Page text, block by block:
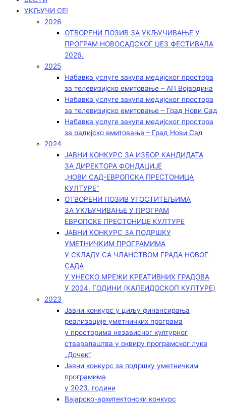
УКЉУЧИ СЕ!
2026
ОТВОРЕНИ ПОЗИВ ЗА УКЉУЧИВАЊЕ У
ПРОГРАМ НОВОСАДСКОГ ЏЕЗ ФЕСТИВАЛА
2026.
2025
Набавка услуге закупа медијског простора
за телевизијско емитовање – АП Војводинa
Набавка услуге закупа медијског простора
за телевизијско емитовање – Град Нови Сад
Набавка услуге закупа медијског простора
за радијско емитовање – Град Нови Сад
2024
ЈАВНИ КОНКУРС ЗА ИЗБОР КАНДИДАТА
ЗА ДИРЕКТОРА ФОНДАЦИЈЕ
„НОВИ САД-ЕВРОПСКА ПРЕСТОНИЦА
КУЛТУРЕ“
ОТВОРЕНИ ПОЗИВ УГОСТИТЕЉИМА
ЗА УКЉУЧИВАЊЕ У ПРОГРАМ
ЕВРОПСКЕ ПРЕСТОНИЦЕ КУЛТУРЕ
ЈАВНИ КОНКУРС ЗА ПОДРШКУ
УМЕТНИЧКИМ ПРОГРАМИМА
У СКЛАДУ СА ЧЛАНСТВОМ ГРАДА НОВОГ
САДА
У УНЕСКО МРЕЖИ КРЕАТИВНИХ ГРАДОВА
У 2024. ГОДИНИ (КАЛЕИДОСКОП КУЛТУРЕ)
2023
Јавни конкурс у циљу финансирања
реализације уметничких програма
у просторима независног културног
стваралаштва у оквиру програмског лука
„Дочек”
Јавни конкурс за подршку уметничким
програмима
у 2023. години
Вајарско-архитектонски конкурс